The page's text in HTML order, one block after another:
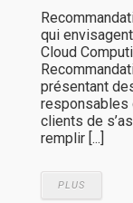
qui
Cloud
présentant
responsables
clients de
remplir [...]
PLUS